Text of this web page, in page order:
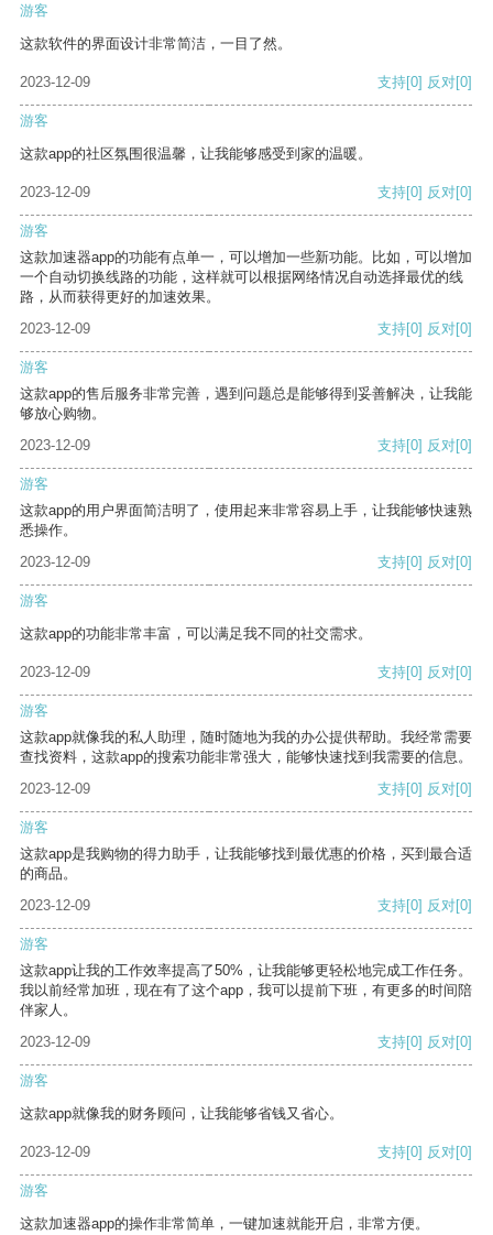
游客
这款软件的界面设计非常简洁，一目了然。
2023-12-09 支持[0] 反对[0]
游客
这款app的社区氛围很温馨，让我能够感受到家的温暖。
2023-12-09 支持[0] 反对[0]
游客
这款加速器app的功能有点单一，可以增加一些新功能。比如，可以增加
一个自动切换线路的功能，这样就可以根据网络情况自动选择最优的线
路，从而获得更好的加速效果。
2023-12-09
支持[0] 反对[0]
游客
这款app的售后服务非常完善，遇到问题总是能够得到妥善解决，让我能
够放心购物。
2023-12-09
支持[0] 反对[0]
游客
这款app的用户界面简洁明了，使用起来非常容易上手，让我能够快速熟
悉操作。
2023-12-09
支持[0] 反对[0]
游客
这款app的功能非常丰富，可以满足我不同的社交需求。
2023-12-09 支持[0] 反对[0]
游客
这款app就像我的私人助理，随时随地为我的办公提供帮助。我经常需要
查找资料，这款app的搜索功能非常强大，能够快速找到我需要的信息。
2023-12-09
支持[0] 反对[0]
游客
这款app是我购物的得力助手，让我能够找到最优惠的价格，买到最合适
的商品。
2023-12-09
支持[0] 反对[0]
游客
这款app让我的工作效率提高了50%，让我能够更轻松地完成工作任务。
我以前经常加班，现在有了这个app，我可以提前下班，有更多的时间陪
伴家人。
2023-12-09
支持[0] 反对[0]
游客
这款app就像我的财务顾问，让我能够省钱又省心。
2023-12-09 支持[0] 反对[0]
游客
这款加速器app的操作非常简单，一键加速就能开启，非常方便。